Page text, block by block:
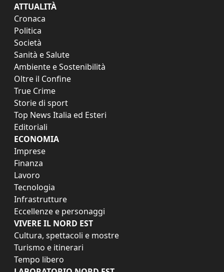
ATTUALITÀ
Cronaca
Politica
Società
Sanità e Salute
Ambiente e Sostenibilità
Oltre il Confine
True Crime
Storie di sport
Top News Italia ed Esteri
Editoriali
ECONOMIA
Imprese
Finanza
Lavoro
Tecnologia
Infrastrutture
Eccellenze e personaggi
VIVERE IL NORD EST
Cultura, spettacoli e mostre
Turismo e itinerari
Tempo libero